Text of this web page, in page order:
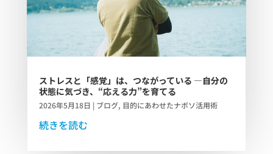
ストレスと「感覚」は、つながっている ―自分の
状態に気づき、“応える力”を育てる
2026年5月18日 | ブログ, 目的にあわせたナボソ活用術
続きを読む